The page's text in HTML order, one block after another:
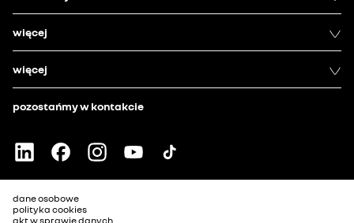
więcej
więcej
pozostańmy w kontakcie
dane osobowe
polityka cookies
akt w sprawie danych